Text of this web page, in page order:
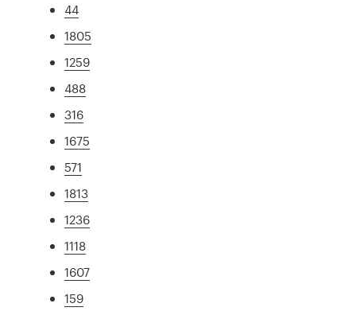
44
1805
1259
488
316
1675
571
1813
1236
1118
1607
159